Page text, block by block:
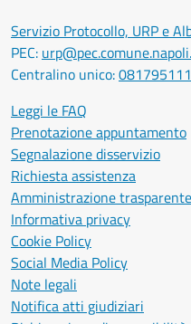
Servizio Protocollo, URP e
PEC:
Centralino unico:
Leggi le FAQ
Prenotazione appuntamento
Segnalazione disservizio
Richiesta assistenza
Amministrazione trasparente
Informativa privacy
Cookie Policy
Social Media Policy
Note legali
Notifica atti giudiziari